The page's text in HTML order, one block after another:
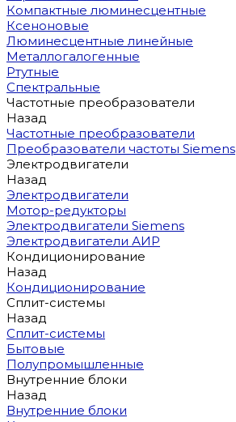
Компактные люминесцентные
Ксеноновые
Люминесцентные линейные
Металлогалогенные
Ртутные
Спектральные
Частотные преобразователи
Назад
Частотные преобразователи
Преобразователи частоты Siemens
Электродвигатели
Назад
Электродвигатели
Мотор-редукторы
Электродвигатели Siemens
Электродвигатели АИР
Кондиционирование
Назад
Кондиционирование
Сплит-системы
Назад
Сплит-системы
Бытовые
Полупромышленные
Внутренние блоки
Назад
Внутренние блоки